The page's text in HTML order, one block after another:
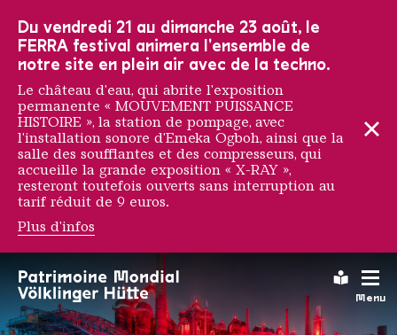
Menu
La Völklinger Hütte
Du vendredi 21 au dimanche 23 août, le
FERRA festival animera l'ensemble de
notre site en plein air avec de la techno.
Le château d'eau, qui abrite l'exposition
permanente « MOUVEMENT PUISSANCE
HISTOIRE », la station de pompage, avec
l'installation sonore d'Emeka Ogboh, ainsi que la
salle des soufflantes et des compresseurs, qui
accueille la grande exposition « X-RAY »,
resteront toutefois ouverts sans interruption au
tarif réduit de 9 euros.
Plus d'infos